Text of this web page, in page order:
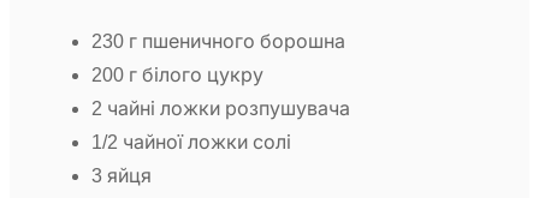
230 г пшеничного борошна
200 г білого цукру
2 чайні ложки розпушувача
1/2 чайної ложки солі
3 яйця